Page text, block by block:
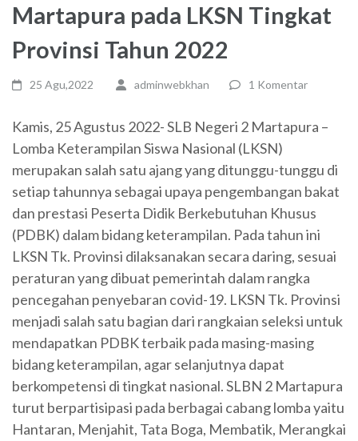
Martapura pada LKSN Tingkat
Provinsi Tahun 2022
25 Agu,2022 adminwebkhan 1 Komentar
Kamis, 25 Agustus 2022- SLB Negeri 2 Martapura –
Lomba Keterampilan Siswa Nasional (LKSN)
merupakan salah satu ajang yang ditunggu-tunggu di
setiap tahunnya sebagai upaya pengembangan bakat
dan prestasi Peserta Didik Berkebutuhan Khusus
(PDBK) dalam bidang keterampilan. Pada tahun ini
LKSN Tk. Provinsi dilaksanakan secara daring, sesuai
peraturan yang dibuat pemerintah dalam rangka
pencegahan penyebaran covid-19. LKSN Tk. Provinsi
menjadi salah satu bagian dari rangkaian seleksi untuk
mendapatkan PDBK terbaik pada masing-masing
bidang keterampilan, agar selanjutnya dapat
berkompetensi di tingkat nasional. SLBN 2 Martapura
turut berpartisipasi pada berbagai cabang lomba yaitu
Hantaran, Menjahit, Tata Boga, Membatik, Merangkai